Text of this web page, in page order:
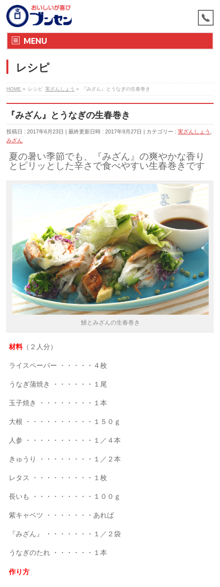
MENU
レシピ
HOME » レシピ 実ざんしょう » 『みざん』とうなぎの生春巻き
『みざん』とうなぎの生春巻き
投稿日 : 2017年6月23日 最終更新日時 : 2017年9月27日 カテゴリー :実ざんしょう
みざん
夏の暑い季節でも、『みざん』の爽やかな香り
とピリッとした辛さで食べやすい生春巻きです
鰻とみざんの生春巻き
材料（２人分）
ライスペーパー ・・・・・４枚
うなぎ蒲焼き ・・・・・・１尾
玉子焼き ・・・・・・・・１本
大根 ・・・・・・・・・・１５０ｇ
人参 ・・・・・・・・・・１／４本
きゅうり ・・・・・・・・１／２本
レタス ・・・・・・・・・１枚
長いも ・・・・・・・・・１００ｇ
紫キャベツ ・・・・・・・あれば
『みざん』 ・・・・・・・１／２袋
うなぎのたれ ・・・・・・１本
作り方